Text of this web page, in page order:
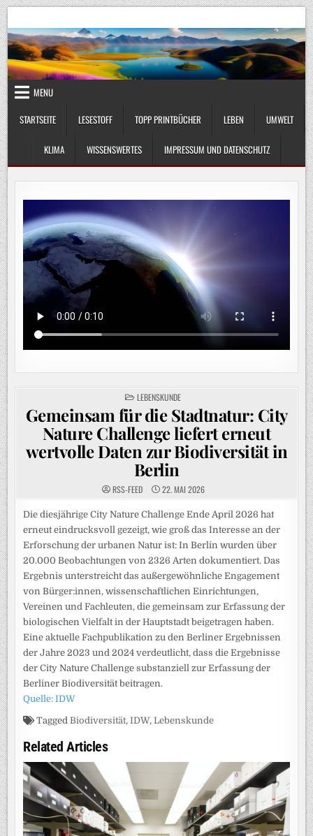
Skip
to
content
UmweltKlima.com
MENU
STARTSEITE
LESESTOFF TOPP PRINTBÜCHER LEBEN UMWELT
KLIMA WISSENSWERTES IMPRESSUM UND DATENSCHUTZ
POSTED
IN
LEBENSKUNDE
Gemeinsam für die Stadtnatur: City
Nature Challenge liefert erneut
wertvolle Daten zur Biodiversität in
Berlin
RSS-FEED 22. MAI 2026
Die diesjährige City Nature Challenge Ende April 2026 hat
erneut eindrucksvoll gezeigt, wie groß das Interesse an der
Erforschung der urbanen Natur ist: In Berlin wurden über
20.000 Beobachtungen von 2326 Arten dokumentiert. Das
Ergebnis unterstreicht das außergewöhnliche Engagement
von Bürger:innen, wissenschaftlichen Einrichtungen,
Vereinen und Fachleuten, die gemeinsam zur Erfassung der
biologischen Vielfalt in der Hauptstadt beigetragen haben.
Eine aktuelle Fachpublikation zu den Berliner Ergebnissen
der Jahre 2023 und 2024 verdeutlicht, dass die Ergebnisse
der City Nature Challenge substanziell zur Erfassung der
Berliner Biodiversität beitragen.
Quelle: IDW
TaggedBiodiversität,IDW,Lebenskunde
Related Articles